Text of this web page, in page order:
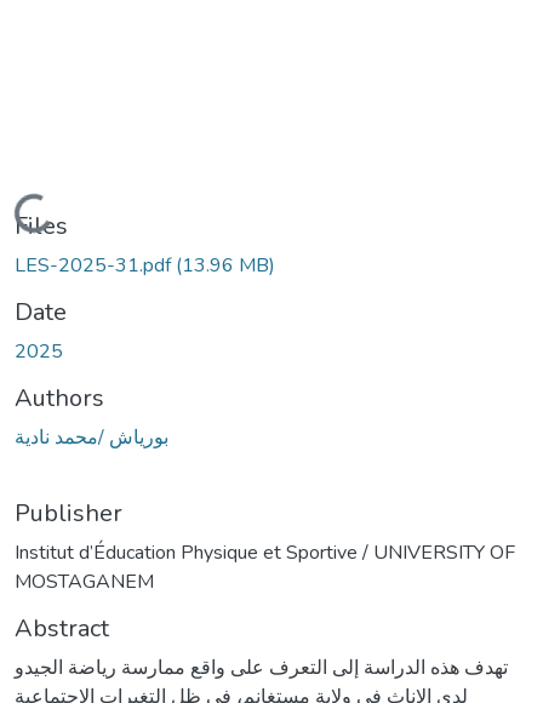
Loading...
Files
LES-2025-31.pdf(13.96 MB)
Date
2025
Authors
بورياش /محمد نادية
Publisher
Institut d’Éducation Physique et Sportive / UNIVERSITY OF
MOSTAGANEM
Abstract
تهدف هذه الدراسة إلى التعرف على واقع ممارسة رياضة الجيدو
لدى الإناث في ولاية مستغانم، في ظل التغيرات الاجتماعية